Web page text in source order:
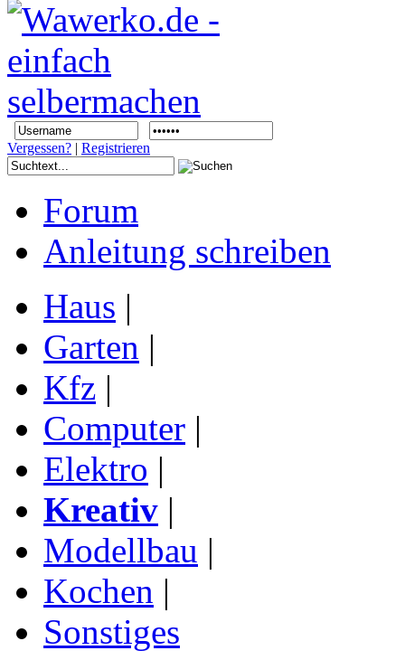
Vergessen? | Registrieren
Forum
Anleitung schreiben
Haus |
Garten |
Kfz |
Computer |
Elektro |
Kreativ |
Modellbau |
Kochen |
Sonstiges